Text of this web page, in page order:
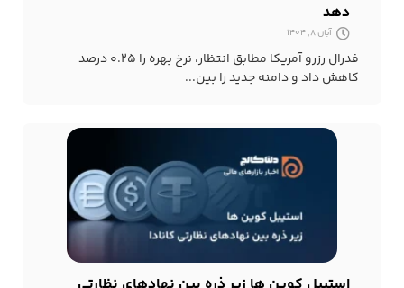
دهد
آبان 8, 1404
فدرال رزرو آمریکا مطابق انتظار، نرخ بهره را ۰.۲۵ درصد
کاهش داد و دامنه جدید را بین...